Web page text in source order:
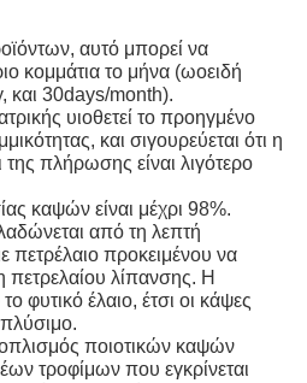
αυτό μπορεί να
κομμάτια το μήνα (ωοειδή
και 30days/month).
υιοθετεί το προηγμένο
και σιγουρεύεται ότι η
πλήρωσης είναι λιγότερο
καψών είναι μέχρι 98%.
από τη λεπτή
πετρέλαιο προκειμένου να
λίπανσης. Η
φυτικό έλαιο, έτσι οι κάψες
ποιοτικών καψών
τροφίμων που εγκρίνεται